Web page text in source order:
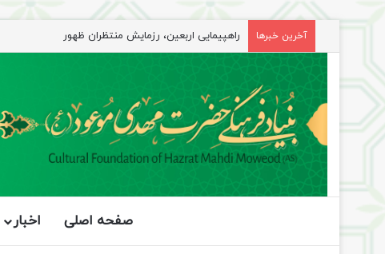
آخرین خبرها راهپیمایی اربعین، رزمایش منتظران ظهور
صفحه اصلی اخبار